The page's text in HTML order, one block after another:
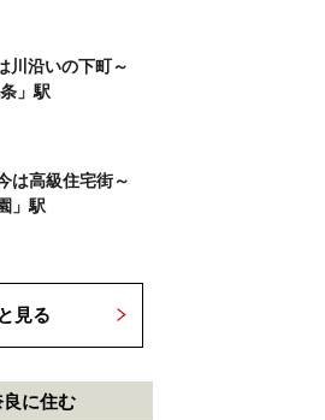
川沿いの下町～
」駅
は高級住宅街～
」駅
見る
に住む